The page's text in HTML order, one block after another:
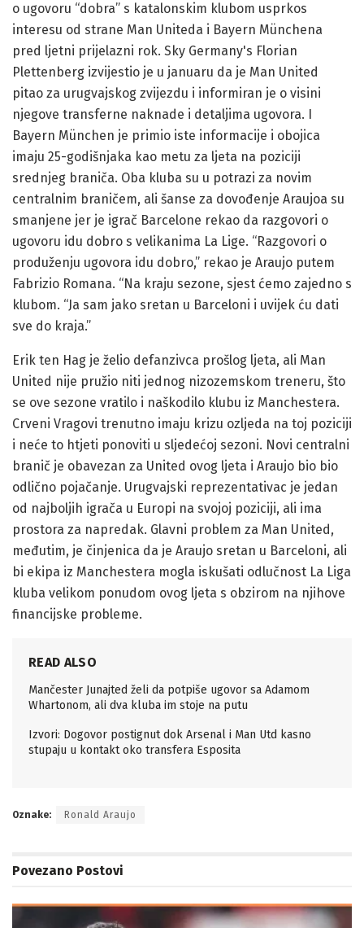
o ugovoru “dobra” s katalonskim klubom usprkos
interesu od strane Man Uniteda i Bayern Münchena
pred ljetni prijelazni rok. Sky Germany's Florian
Plettenberg izvijestio je u januaru da je Man United
pitao za urugvajskog zvijezdu i informiran je o visini
njegove transferne naknade i detaljima ugovora. I
Bayern München je primio iste informacije i obojica
imaju 25-godišnjaka kao metu za ljeta na poziciji
srednjeg braniča. Oba kluba su u potrazi za novim
centralnim braničem, ali šanse za dovođenje Araujoa su
smanjene jer je igrač Barcelone rekao da razgovori o
ugovoru idu dobro s velikanima La Lige. “Razgovori o
produženju ugovora idu dobro,” rekao je Araujo putem
Fabrizio Romana. “Na kraju sezone, sjest ćemo zajedno s
klubom. “Ja sam jako sretan u Barceloni i uvijek ću dati
sve do kraja.”
Erik ten Hag je želio defanzivca prošlog ljeta, ali Man
United nije pružio niti jednog nizozemskom treneru, što
se ove sezone vratilo i naškodilo klubu iz Manchestera.
Crveni Vragovi trenutno imaju krizu ozljeda na toj poziciji
i neće to htjeti ponoviti u sljedećoj sezoni. Novi centralni
branič je obavezan za United ovog ljeta i Araujo bio bio
odlično pojačanje. Urugvajski reprezentativac je jedan
od najboljih igrača u Europi na svojoj poziciji, ali ima
prostora za napredak. Glavni problem za Man United,
međutim, je činjenica da je Araujo sretan u Barceloni, ali
bi ekipa iz Manchestera mogla iskušati odlučnost La Liga
kluba velikom ponudom ovog ljeta s obzirom na njihove
financijske probleme.
READ ALSO
Mančester Junajted želi da potpiše ugovor sa Adamom
Whartonom, ali dva kluba im stoje na putu
Izvori: Dogovor postignut dok Arsenal i Man Utd kasno
stupaju u kontakt oko transfera Esposita
Oznake: Ronald Araujo
Povezano Postovi